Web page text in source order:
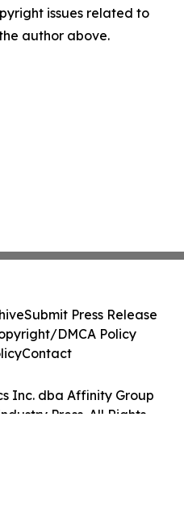
issues related to
author above.
Inc. dba Affinity Group
Press. All Rights
Submit Press Release
DMCA Policy
Contact